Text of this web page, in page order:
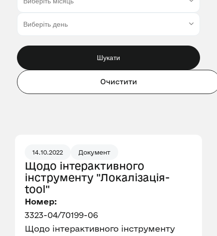
Шукати
Очистити
14.10.2022 Документ
Щодо інтерактивного
інструменту "Локалізація-
tool"
Номер:
3323-04/70199-06
Щодо інтерактивного інструменту